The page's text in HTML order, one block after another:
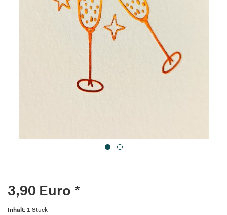
3,90 Euro *
Inhalt: 1 Stück